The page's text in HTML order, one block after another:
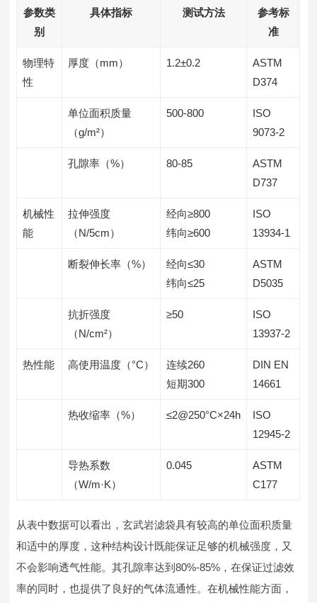
参数类
别
具体指标 测试方法
参考标
准
物理特
性
厚度（mm） 1.2±0.2
ASTM
D374
单位面积质量
（g/m²）
500-800
ISO
9073-2
孔隙率（%） 80-85
ASTM
D737
机械性
能
拉伸强度
（N/5cm）
经向≥800
纬向≥600
ISO
13934-1
断裂伸长率（%）
经向≤30
纬向≤25
ASTM
D5035
抗折强度
（N/cm²）
≥50
ISO
13937-2
热性能 高使用温度（°C）
连续260
短期300
DIN EN
14661
热收缩率（%） ≤2@250°C×24h
ISO
12945-2
导热系数
（W/m·K）
0.045
ASTM
C177
从表中数据可以看出，玄武岩滤袋具有较高的单位面积质量
和适中的厚度，这种结构设计既能保证足够的机械强度，又
不会影响透气性能。其孔隙率达到80%-85%，在保证过滤效
率的同时，也提供了良好的气体流通性。在机械性能方面，